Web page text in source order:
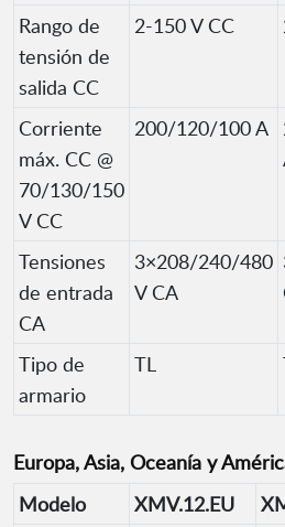
Rango de
tensión de
salida CC
2-150 V CC
Corriente
máx. CC @
70/130/150
V CC
200/120/100 A
Tensiones
de entrada
CA
3×208/240/480
V CA
Tipo de
armario
TL
Europa, Asia, Oceanía y
Modelo
XMV.12.EU